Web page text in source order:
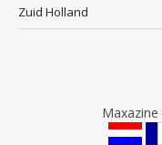
Zuid Holland